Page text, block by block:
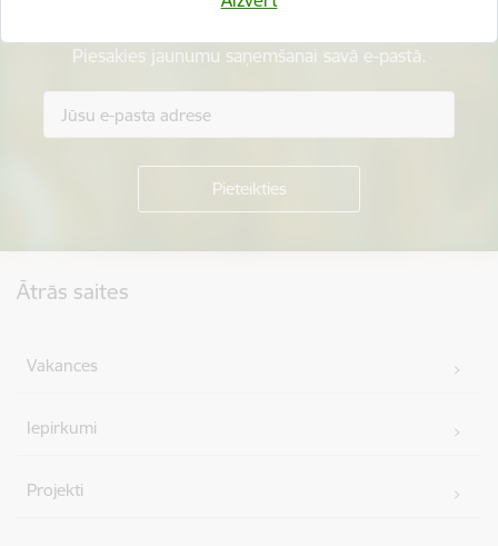
Esi pirmais, kurš uzzina!
Piesakies jaunumu saņemšanai savā e-pastā.
Ātrās saites
Vakances
Iepirkumi
Projekti